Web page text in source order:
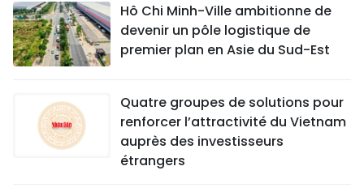
Hô Chi Minh-Ville ambitionne de
devenir un pôle logistique de
premier plan en Asie du Sud-Est
Quatre groupes de solutions pour
renforcer l’attractivité du Vietnam
auprès des investisseurs
étrangers